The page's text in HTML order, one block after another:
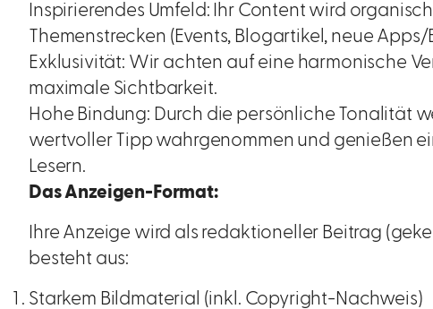
Inspirierendes Umfeld: Ihr Content wird
Themenstrecken (Events, Blogartikel, neue
Exklusivität: Wir achten auf eine harmonische
maximale Sichtbarkeit.
Hohe Bindung: Durch die persönliche Tonalität
wertvoller Tipp wahrgenommen und genießen
Lesern.
Das Anzeigen-Format:
Ihre Anzeige wird als redaktioneller Beitrag
besteht aus:
Starkem Bildmaterial (inkl. Copyright-Nachweis)